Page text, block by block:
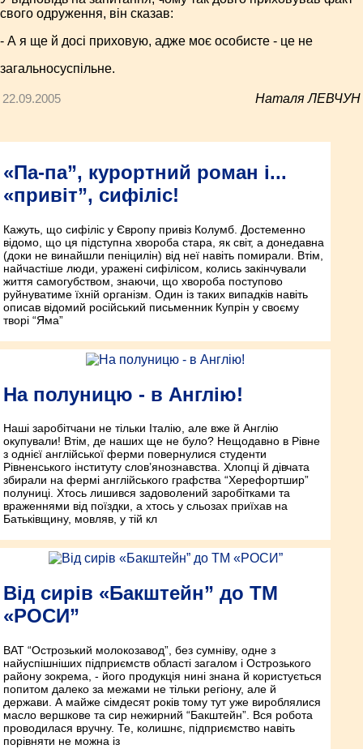
свого одруження, він сказав:
- А я ще й досі приховую, адже моє особисте - це не
загальносуспільне.
22.09.2005 Наталя ЛЕВЧУН
«Па-па”, курортний роман і...
«привіт”, сифіліс!
Кажуть, що сифіліс у Європу привіз Колумб. Достеменно
відомо, що ця підступна хвороба стара, як світ, а донедавна
(доки не винайшли пеніцилін) від неї навіть помирали. Втім,
найчастіше люди, уражені сифілісом, колись закінчували
життя самогубством, знаючи, що хвороба поступово
руйнуватиме їхній організм. Один із таких випадків навіть
описав відомий російський письменник Купрін у своєму
творі “Яма”
На полуницю - в Англію!
Наші заробітчани не тільки Італію, але вже й Англію
окупували! Втім, де наших ще не було? Нещодавно в Рівне
з однієї англійської ферми повернулися студенти
Рівненського інституту слов’янознавства. Хлопці й дівчата
збирали на фермі англійського графства “Херефортшир”
полуниці. Хтось лишився задоволений заробітками та
враженнями від поїздки, а хтось у сльозах приїхав на
Батьківщину, мовляв, у тій кл
Від сирів «Бакштейн” до ТМ
«РОСИ”
ВАТ “Острозький молокозавод”, без сумніву, одне з
найуспішніших підприємств області загалом і Острозького
району зокрема, - його продукція нині знана й користується
попитом далеко за межами не тільки регіону, але й
держави. А майже сімдесят років тому тут уже вироблялися
масло вершкове та сир нежирний “Бакштейн”. Вся робота
проводилася вручну. Те, колишнє, підприємство навіть
порівняти не можна із